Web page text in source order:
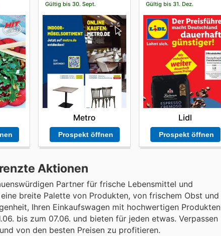
Gültig bis 30. Sept.
Metro
Prospekt öffnen
Gültig bis 31. Dez.
Lidl
Prospekt öffnen
Aktionen
Partner für frische Lebensmittel und
breite Palette von Produkten, von frischem Obst und
Ihren Einkaufswagen mit hochwertigen Produkten
bis zum 07.06. und bieten für jeden etwas. Verpassen
von den besten Preisen zu profitieren.